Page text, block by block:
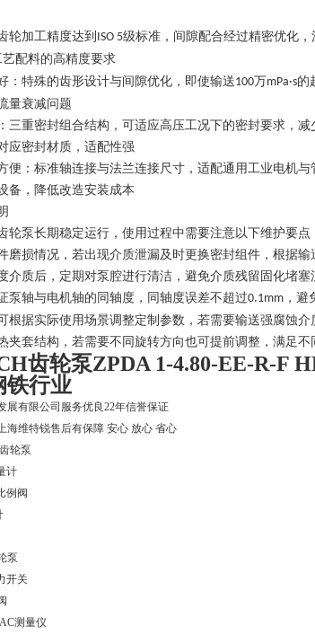
轮加工精度达到 ISO 5级标准，间隙配合经过精密优化
艺配料的高精度要求
：特殊的齿形设计与间隙优化，即使输送100万mPa·s的
量衰减问题
三重密封组合结构，可适应高压工况下的密封要求，
应密封材质，适配性强
便：标准轴连接与法兰连接尺寸，适配通用工业电机
备，降低改造安装成本
轮泵长期稳定运行，使用过程中需要注意以下维护要点
磨损情况，若出现介质泄漏及时更换密封组件，根据
介质后，定期对泵腔进行清洁，避免介质残留固化堵塞
泵轴与电机轴的同轴度，同轴度误差不超过0.1mm ，
根据实际使用场景调整定制参数，若需要输送强腐蚀
夹套结构，若需要不同旋转方向也可提前调整，满足不
齿轮泵‌ZPDA 1-4.80-EE-R-F
铁行业
展有限公司服务优良22年信誉保证
海维特锐售后有保障 安心 放心 省心
轮泵
计
例阀
泵
开关
测量仪